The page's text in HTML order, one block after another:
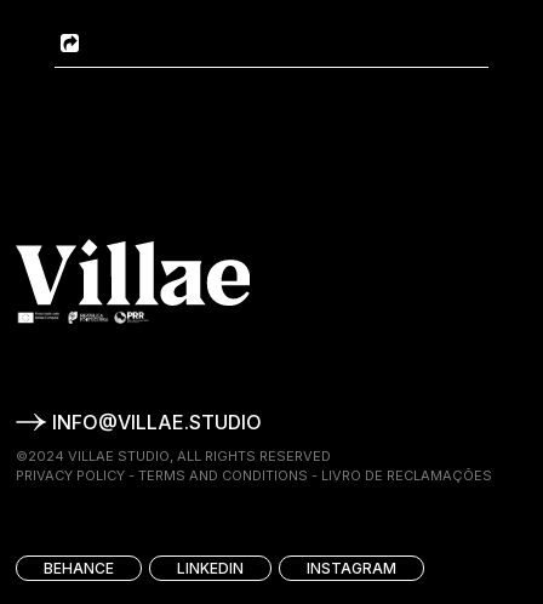
INFO@VILLAE.STUDIO
©2024 VILLAE STUDIO, ALL RIGHTS RESERVED
PRIVACY POLICY -TERMS AND CONDITIONS - LIVRO DE RECLAMAÇÕES
BEHANCE LINKEDIN INSTAGRAM